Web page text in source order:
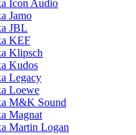
Icon Audio
Jamo
JBL
KEF
Klipsch
Kudos
Legacy
Loewe
M&K Sound
Magnat
Martin Logan